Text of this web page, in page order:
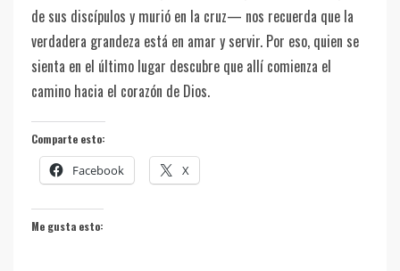
de sus discípulos y murió en la cruz— nos recuerda que la
verdadera grandeza está en amar y servir. Por eso, quien se
sienta en el último lugar descubre que allí comienza el
camino hacia el corazón de Dios.
Comparte esto:
Facebook X
Me gusta esto: